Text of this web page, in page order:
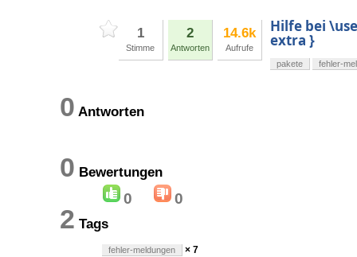
1
Stimme
2
Antworten
14.6k
Aufrufe
Hilfe bei
extra }
pakete fehler-
0 Antworten
0 Bewertungen
0 0
2 Tags
fehler-meldungen × 7